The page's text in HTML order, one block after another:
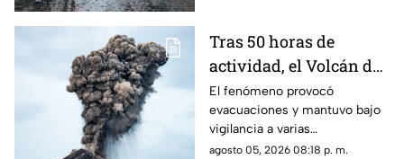
Tras 50 horas de
actividad, el Volcán de
Fuego se calma, pero la
alerta continúa
El fenómeno provocó
evacuaciones y mantuvo bajo
vigilancia a varias
comunidades por el riesgo de
agosto 05, 2026 08:18 p. m.